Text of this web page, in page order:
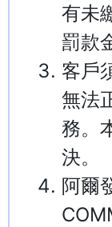
有未
罰款
客戶
無法
務。
決。
阿爾